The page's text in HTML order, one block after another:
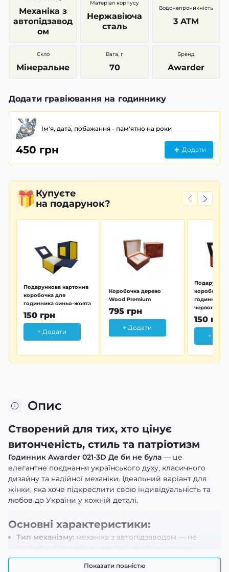
Механіка з
автопідзавод
ом
Матеріал корпусу
Нержавіюча
сталь
Водонепроникність
3 ATM
Скло
Мінеральне
Вага, г
70
Бренд
Awarder
Додати гравіювання на годиннику
Ім'я, дата, побажання - пам'ятно на роки
450 грн Додати
Купуєте
на подарунок?
Подарункова картонна
коробочка для
годинника синьо-жовта
150 грн
+ Додати
Коробочка дерево
Wood Premium
795 грн
+ Додати
коробочка
годинника
червона
150 грн
+
Опис
Створений для тих, хто цінує
витонченість, стиль та патріотизм
Годинник Awarder 021-3D Де би не була — це
елегантне поєднання українського духу, класичного
дизайну та надійної механіки. Ідеальний варіант для
жінки, яка хоче підкреслити свою індивідуальність та
любов до України у кожній деталі.
Основні характеристики:
Тип механізму: механіка з автопідзаводом — не
потребує батарейок, заводиться від руху руки;
Корпус:виготовлений з нержавіючої сталі — стійкий
до подряпин і зносу;Показати повністю